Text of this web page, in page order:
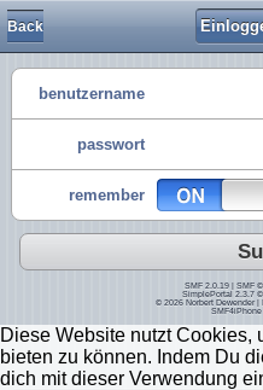
Back
benutzername
passwort
remember
SMF 2.0.19 SMF
SimplePortal 2.3.7
© 2026 Norbert Dewender|
Diese Website nutzt Cookies,
bieten zu können. Indem Du
dich mit dieser Verwendung